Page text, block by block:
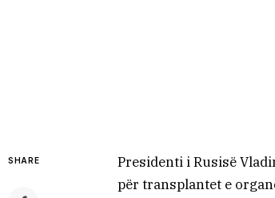
SHARE
Presidenti i Rusisë
për transplantet e